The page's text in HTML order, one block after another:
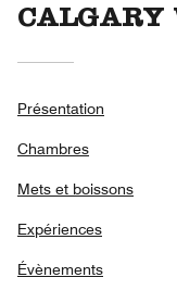
CALGARY
Présentation
Chambres
Mets et boissons
Expériences
Évènements